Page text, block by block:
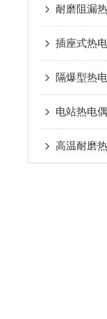
插座式热
电站热电
高温耐磨